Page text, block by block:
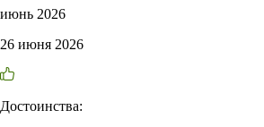
июнь 2026
26 июня 2026
Достоинства: